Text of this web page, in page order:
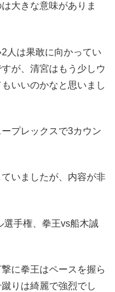
大きな意味がありま
人は果敢に向かってい
が、清宮はもう少しウ
いいのかなと思いまし
プレックスで3カウン
いましたが、内容が非
選手権、拳王vs船木誠
に拳王はペースを握ら
りは綺麗で強烈でし